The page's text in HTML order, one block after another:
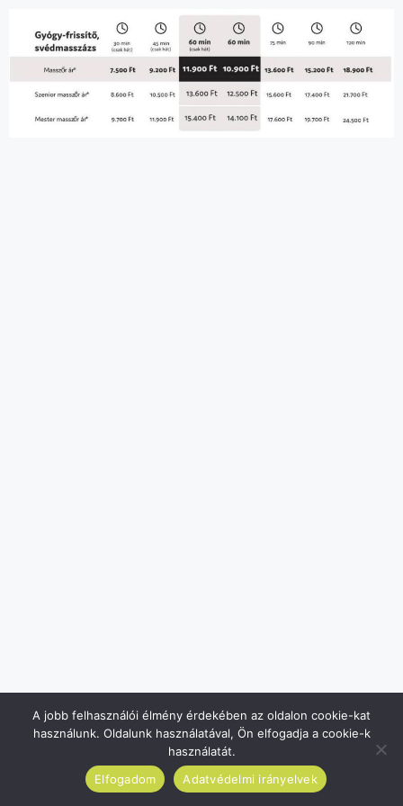
A jobb felhasználói élmény érdekében az oldalon cookie-kat
használunk. Oldalunk használatával, Ön elfogadja a cookie-k
használatát.
Elfogadom
Adatvédelmi irányelvek